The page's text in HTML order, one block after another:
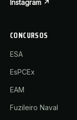
Instagram ↗
CONCURSOS
ESA
EsPCEx
EAM
Fuzileiro Naval